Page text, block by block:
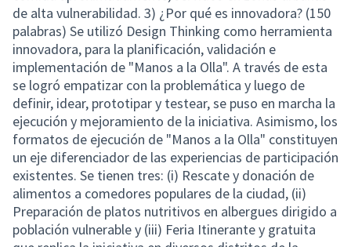
de alta vulnerabilidad. 3) ¿Por qué es innovadora? (150
palabras) Se utilizó Design Thinking como herramienta
innovadora, para la planificación, validación e
implementación de "Manos a la Olla". A través de esta
se logró empatizar con la problemática y luego de
definir, idear, prototipar y testear, se puso en marcha la
ejecución y mejoramiento de la iniciativa. Asimismo, los
formatos de ejecución de "Manos a la Olla" constituyen
un eje diferenciador de las experiencias de participación
existentes. Se tienen tres: (i) Rescate y donación de
alimentos a comedores populares de la ciudad, (ii)
Preparación de platos nutritivos en albergues dirigido a
población vulnerable y (iii) Feria Itinerante y gratuita